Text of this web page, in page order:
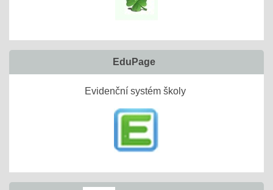
EduPage
Evidenční systém školy